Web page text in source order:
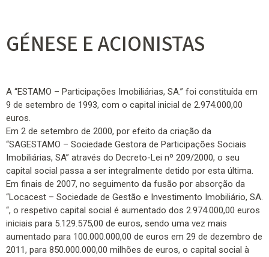
GÉNESE E ACIONISTAS
A “ESTAMO – Participações Imobiliárias, SA.” foi constituída em
9 de setembro de 1993, com o capital inicial de 2.974.000,00
euros.
Em 2 de setembro de 2000, por efeito da criação da
“SAGESTAMO – Sociedade Gestora de Participações Sociais
Imobiliárias, SA” através do Decreto-Lei nº 209/2000, o seu
capital social passa a ser integralmente detido por esta última.
Em finais de 2007, no seguimento da fusão por absorção da
“Locacest – Sociedade de Gestão e Investimento Imobiliário, SA.
“, o respetivo capital social é aumentado dos 2.974.000,00 euros
iniciais para 5.129.575,00 de euros, sendo uma vez mais
aumentado para 100.000.000,00 de euros em 29 de dezembro de
2011, para 850.000.000,00 milhões de euros, o capital social à